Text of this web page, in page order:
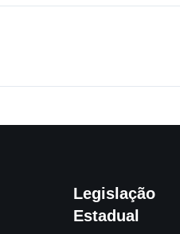
Legislação
Estadual